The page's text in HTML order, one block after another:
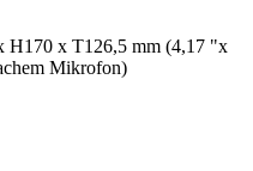
H170 x T126,5 mm (4,17 "x
Mikrofon)